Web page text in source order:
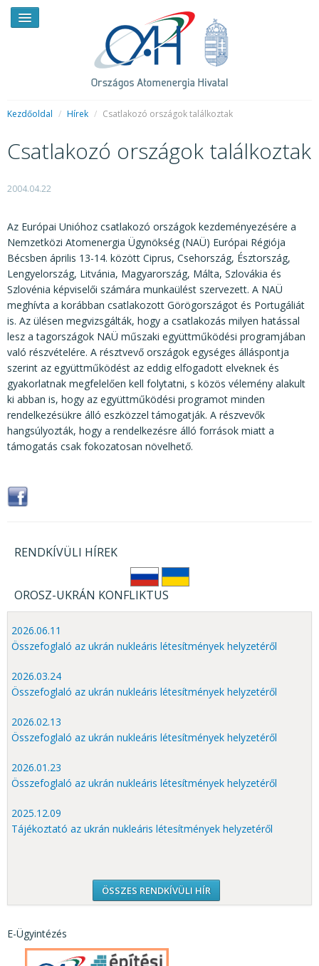
HÍREK
HIRDETMÉNYEK
BEMUTATKOZÁS
FELADATOK
KÖZÉRDEKŰ ADATOK
JOGI SZABÁLYOZÁS, ÚTMUTATÓK
KIADVÁNYOK, JELENTÉSEK
NYOMTATVÁNYOK, SZOFTVEREK
E-ÜGYINTÉZÉS
Kezdőoldal / Hírek / Csatlakozó országok találkoztak
Csatlakozó országok találkoztak
2004.04.22
Az Európai Unióhoz csatlakozó országok kezdeményezésére a
Nemzetközi Atomenergia Ügynökség (NAÜ) Európai Régiója
Bécsben április 13-14. között Ciprus, Csehország, Észtország,
Lengyelország, Litvánia, Magyarország, Málta, Szlovákia és
Szlovénia képviselői számára munkaülést szervezett. A NAÜ
meghívta a korábban csatlakozott Görögországot és Portugáliát
is. Az ülésen megvizsgálták, hogy a csatlakozás milyen hatással
lesz a tagországok NAÜ műszaki együttműködési programjában
való részvételére. A résztvevő országok egységes álláspontja
szerint az együttműködést az eddig elfogadott elveknek és
gyakorlatnak megfelelően kell folytatni, s közös vélemény alakult
ki abban is, hogy az együttműködési programot minden
rendelkezésükre álló eszközzel támogatják. A részvevők
hangsúlyozták, hogy a rendelkezésre álló források miatt a
támogatás csak fokozatosan növelhető.
RENDKÍVÜLI HÍREK
OROSZ-UKRÁN KONFLIKTUS
2026.06.11
Összefoglaló az ukrán nukleáris létesítmények helyzetéről
2026.03.24
Összefoglaló az ukrán nukleáris létesítmények helyzetéről
2026.02.13
Összefoglaló az ukrán nukleáris létesítmények helyzetéről
2026.01.23
Összefoglaló az ukrán nukleáris létesítmények helyzetéről
2025.12.09
Tájékoztató az ukrán nukleáris létesítmények helyzetéről
ÖSSZES RENDKÍVÜLI HÍR
E-Ügyintézés